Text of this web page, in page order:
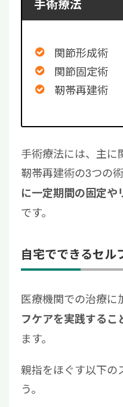
手術療法
関節形成術
関節固定術
靭帯再建術
手術療法には、主に
靭帯再建術の3つの術
に一定期間の固定
です。
自宅でできるセル
医療機関での治療に
フケアを実践するこ
ます。
親指をほぐす以下の
う。